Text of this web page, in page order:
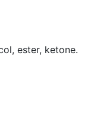
ester, ketone.